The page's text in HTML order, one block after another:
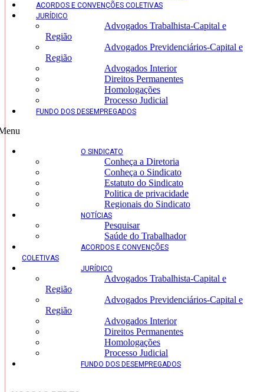
ACORDOS E CONVENÇÕES COLETIVAS
JURÍDICO
Advogados Trabalhista-Capital e
Região
Advogados Previdenciários-Capital e
Região
Advogados Interior
Direitos Permanentes
Homologações
Processo Judicial
FUNDO DOS DESEMPREGADOS
O SINDICATO
Conheça a Diretoria
Conheça o Sindicato
Estatuto do Sindicato
Politica de privacidade
Regionais do Sindicato
NOTÍCIAS
Pesquisar
Saúde do Trabalhador
ACORDOS E CONVENÇÕES
COLETIVAS
JURÍDICO
Advogados Trabalhista-Capital e
Região
Advogados Previdenciários-Capital e
Região
Advogados Interior
Direitos Permanentes
Homologações
Processo Judicial
FUNDO DOS DESEMPREGADOS